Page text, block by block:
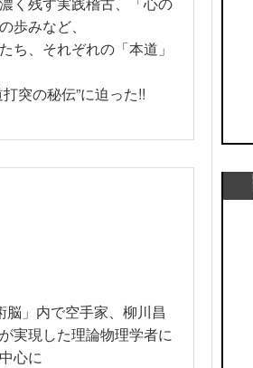
歩みなど、
ち、それぞれの「本道」
突の秘伝”に迫った!!
」内で空手家、柳川昌
実現した理論物理学者に
心に